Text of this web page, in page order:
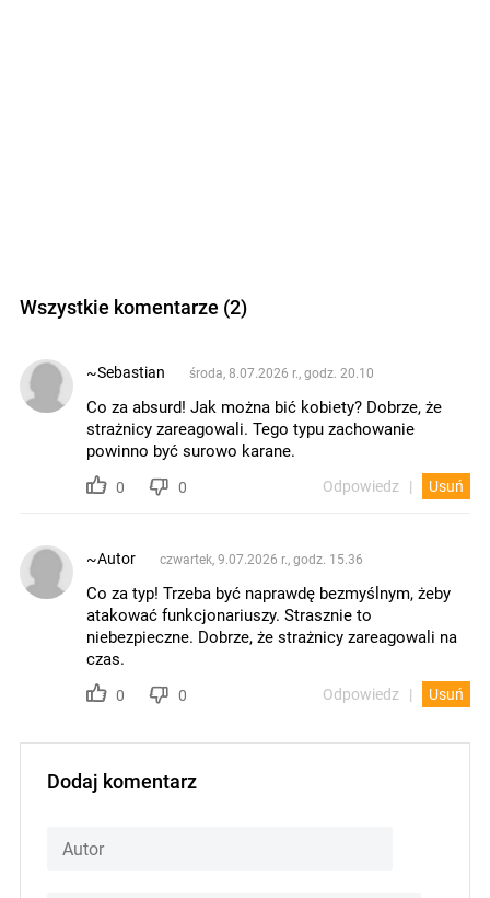
Wszystkie komentarze (2)
~Sebastian środa, 8.07.2026 r., godz. 20.10
Co za absurd! Jak można bić kobiety? Dobrze, że
strażnicy zareagowali. Tego typu zachowanie
powinno być surowo karane.
0 0 Odpowiedz Usuń
~Autor czwartek, 9.07.2026 r., godz. 15.36
Co za typ! Trzeba być naprawdę bezmyślnym, żeby
atakować funkcjonariuszy. Strasznie to
niebezpieczne. Dobrze, że strażnicy zareagowali na
czas.
0 0 Odpowiedz Usuń
Dodaj komentarz